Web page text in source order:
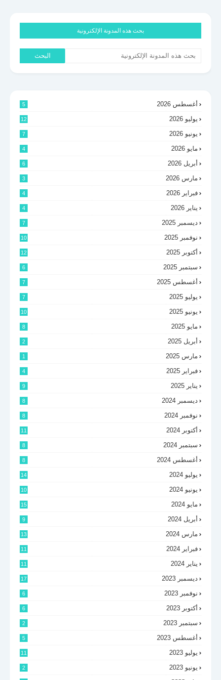
بحث هذه المدونة الإلكترونية
أغسطس 2026 5
يوليو 2026 12
يونيو 2026 7
مايو 2026 4
أبريل 2026 6
مارس 2026 3
فبراير 2026 4
يناير 2026 4
ديسمبر 2025 7
نوفمبر 2025 10
أكتوبر 2025 12
سبتمبر 2025 6
أغسطس 2025 7
يوليو 2025 7
يونيو 2025 10
مايو 2025 8
أبريل 2025 2
مارس 2025 1
فبراير 2025 4
يناير 2025 9
ديسمبر 2024 8
نوفمبر 2024 8
أكتوبر 2024 11
سبتمبر 2024 8
أغسطس 2024 8
يوليو 2024 14
يونيو 2024 10
مايو 2024 15
أبريل 2024 9
مارس 2024 13
فبراير 2024 11
يناير 2024 11
ديسمبر 2023 17
نوفمبر 2023 6
أكتوبر 2023 6
سبتمبر 2023 2
أغسطس 2023 5
يوليو 2023 11
يونيو 2023 2